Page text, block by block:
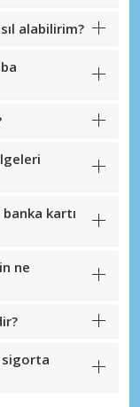
alabilirim?
kartı
ne
sigorta